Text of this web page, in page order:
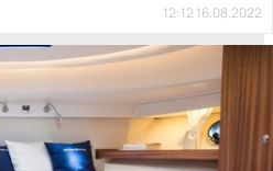
12:12 16.08.2022